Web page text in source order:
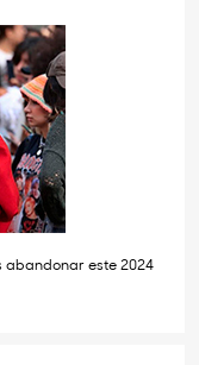
abandonar este 2024